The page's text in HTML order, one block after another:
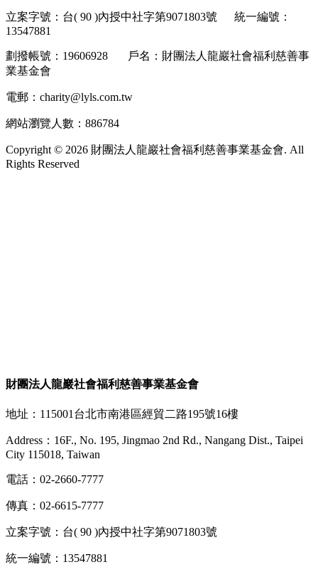
立案字號：台( 90 )內授中社字第9071803號 統一編號：
13547881
劃撥帳號：19606928 戶名：財團法人龍巖社會福利慈善事
業基金會
電郵：charity@lyls.com.tw
網站瀏覽人數：886784
Copyright © 2026 財團法人龍巖社會福利慈善事業基金會. All
Rights Reserved
財團法人龍巖社會福利慈善事業基金會
地址：115001台北市南港區經貿二路195號16樓
Address：16F., No. 195, Jingmao 2nd Rd., Nangang Dist., Taipei
City 115018, Taiwan
電話：02-2660-7777
傳真：02-6615-7777
立案字號：台( 90 )內授中社字第9071803號
統一編號：13547881